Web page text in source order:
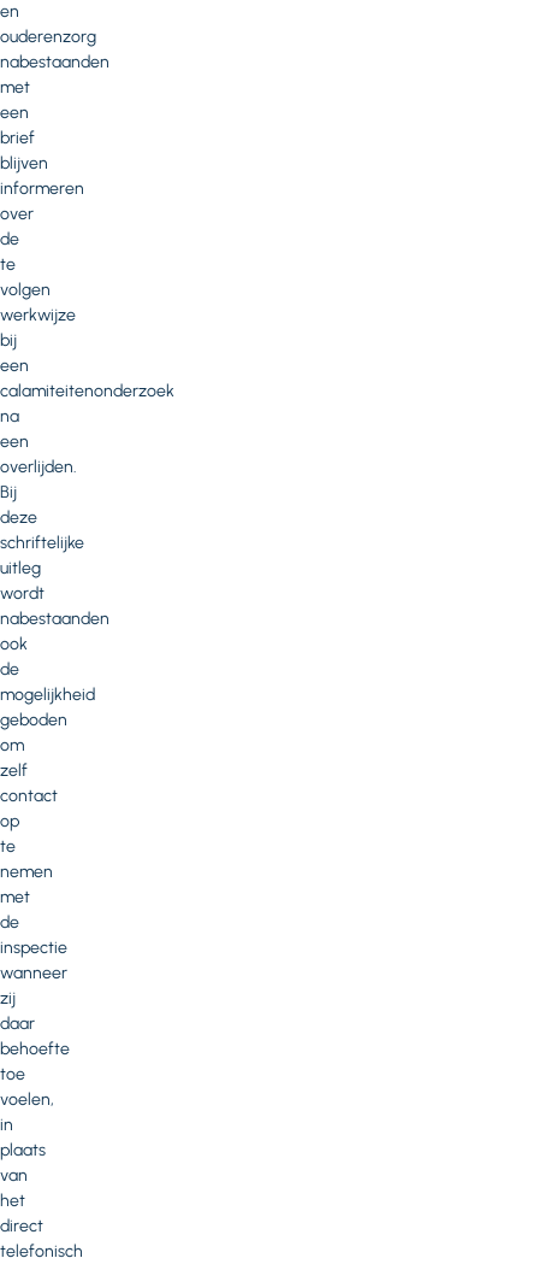
en
ouderenzorg
nabestaanden
met
een
brief
blijven
informeren
over
de
te
volgen
werkwijze
bij
een
calamiteitenonderzoek
na
een
overlijden.
Bij
deze
schriftelijke
uitleg
wordt
nabestaanden
ook
de
mogelijkheid
geboden
om
zelf
contact
op
te
nemen
met
de
inspectie
wanneer
zij
daar
behoefte
toe
voelen,
in
plaats
van
het
direct
telefonisch